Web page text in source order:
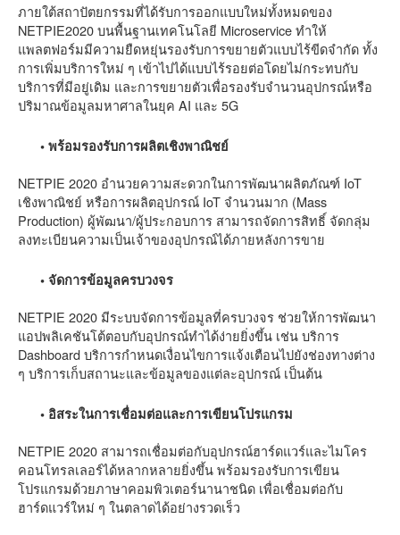
ภายใต้สถาปัตยกรรมที่ได้รับการออกแบบใหม่ทั้งหมดของ
NETPIE2020 บนพื้นฐานเทคโนโลยี Microservice ทำให้
แพลตฟอร์มมีความยืดหยุ่นรองรับการขยายตัวแบบไร้ขีดจำกัด ทั้ง
การเพิ่มบริการใหม่ ๆ เข้าไปได้แบบไร้รอยต่อโดยไม่กระทบกับ
บริการที่มีอยู่เดิม และการขยายตัวเพื่อรองรับจำนวนอุปกรณ์หรือ
ปริมาณข้อมูลมหาศาลในยุค AI และ 5G
• พร้อมรองรับการผลิตเชิงพาณิชย์
NETPIE 2020 อำนวยความสะดวกในการพัฒนาผลิตภัณฑ์ IoT
เชิงพาณิชย์ หรือการผลิตอุปกรณ์ IoT จำนวนมาก (Mass
Production) ผู้พัฒนา/ผู้ประกอบการ สามารถจัดการสิทธิ์ จัดกลุ่ม
ลงทะเบียนความเป็นเจ้าของอุปกรณ์ได้ภายหลังการขาย
• จัดการข้อมูลครบวงจร
NETPIE 2020 มีระบบจัดการข้อมูลที่ครบวงจร ช่วยให้การพัฒนา
แอปพลิเคชันโต้ตอบกับอุปกรณ์ทำได้ง่ายยิ่งขึ้น เช่น บริการ
Dashboard บริการกำหนดเงื่อนไขการแจ้งเตือนไปยังช่องทางต่าง
ๆ บริการเก็บสถานะและข้อมูลของแต่ละอุปกรณ์ เป็นต้น
• อิสระในการเชื่อมต่อและการเขียนโปรแกรม
NETPIE 2020 สามารถเชื่อมต่อกับอุปกรณ์ฮาร์ดแวร์และไมโคร
คอนโทรลเลอร์ได้หลากหลายยิ่งขึ้น พร้อมรองรับการเขียน
โปรแกรมด้วยภาษาคอมพิวเตอร์นานาชนิด เพื่อเชื่อมต่อกับ
ฮาร์ดแวร์ใหม่ ๆ ในตลาดได้อย่างรวดเร็ว